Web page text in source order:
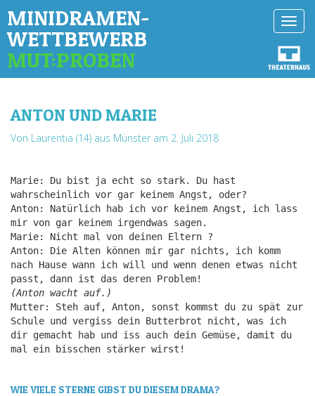
MINIDRAMEN-
WETTBEWERB
MUT:PROBEN
ANTON UND MARIE
Von Laurentia (14) aus Münster am 2. Juli 2018
Marie: Du bist ja echt so stark. Du hast
wahrscheinlich vor gar keinem Angst, oder?
Anton: Natürlich hab ich vor keinem Angst, ich lass
mir von gar keinem irgendwas sagen.
Marie: Nicht mal von deinen Eltern ?
Anton: Die Alten können mir gar nichts, ich komm
nach Hause wann ich will und wenn denen etwas nicht
passt, dann ist das deren Problem!
(Anton wacht auf.)
Mutter: Steh auf, Anton, sonst kommst du zu spät zur
Schule und vergiss dein Butterbrot nicht, was ich
dir gemacht hab und iss auch dein Gemüse, damit du
mal ein bisschen stärker wirst!
WIE VIELE STERNE GIBST DU DIESEM DRAMA?